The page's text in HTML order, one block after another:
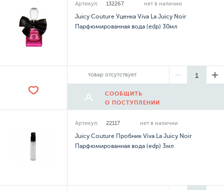
Артикул: 132267 нет в наличии
Juicy Couture Уценка Viva La Juicy Noir
Парфюмированная вода (edp) 30мл
товар отсутствует
СООБЩИТЬ
О ПОСТУПЛЕНИИ
Артикул: 22117 нет в наличии
Juicy Couture Пробник Viva La Juicy Noir
Парфюмированная вода (edp) 3мл